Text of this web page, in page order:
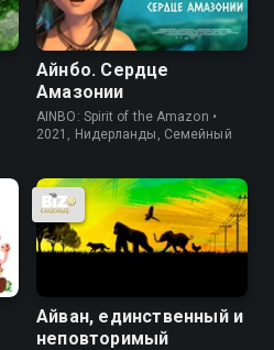
Айнбо. Сердце
Амазонии
AINBO: Spirit of the Amazon •
2021, Нидерланды, Семейный
Айван, единственный и
неповторимый